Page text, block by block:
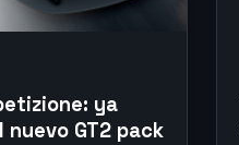
ya
GT2 pack